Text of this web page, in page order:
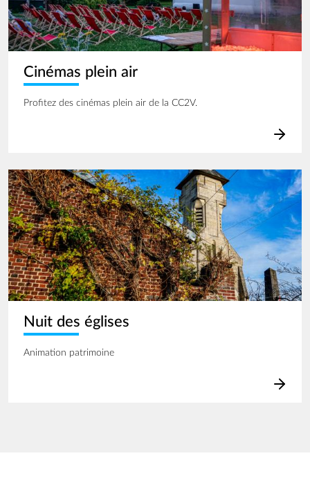
Cinémas plein air
Profitez des cinémas plein air de la CC2V.
Image
Nuit des églises
Animation patrimoine